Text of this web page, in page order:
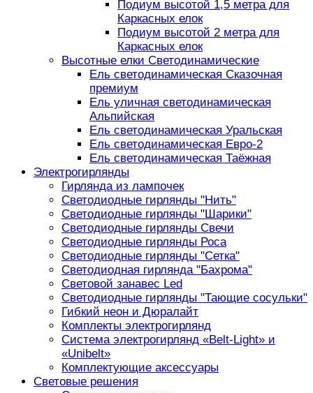
Подиум высотой 1,5 метра для
Каркасных елок
Подиум высотой 2 метра для
Каркасных елок
Высотные елки Светодинамические
Ель светодинамическая Сказочная
премиум
Ель уличная светодинамическая
Альпийская
Ель светодинамическая Уральская
Ель светодинамическая Евро-2
Ель светодинамическая Таёжная
Электрогирлянды
Гирлянда из лампочек
Светодиодные гирлянды "Нить"
Светодиодные гирлянды "Шарики"
Светодиодные гирлянды Свечи
Светодиодные гирлянды Роса
Светодиодные гирлянды "Сетка"
Светодиодная гирлянда "Бахрома"
Световой занавес Led
Светодиодные гирлянды "Тающие сосульки"
Гибкий неон и Дюралайт
Комплекты электрогирлянд
Система электрогирлянд «Belt-Light» и
«Unibelt»
Комплектующие аксессуары
Световые решения